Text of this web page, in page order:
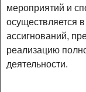
мероприятий и
осуществляется
ассигнований,
реализацию
деятельности.